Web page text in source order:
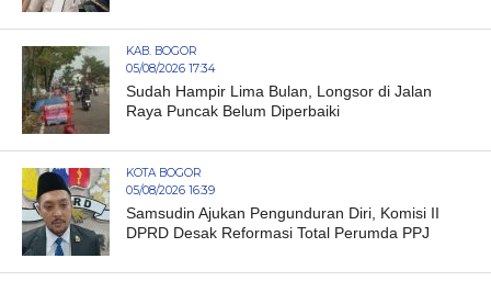
KAB. BOGOR
05/08/2026 17:34
Sudah Hampir Lima Bulan, Longsor di Jalan
Raya Puncak Belum Diperbaiki
KOTA BOGOR
05/08/2026 16:39
Samsudin Ajukan Pengunduran Diri, Komisi II
DPRD Desak Reformasi Total Perumda PPJ